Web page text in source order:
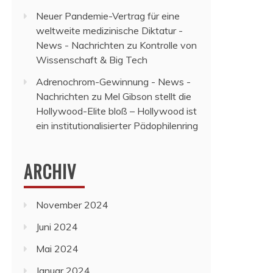
Neuer Pandemie-Vertrag für eine
weltweite medizinische Diktatur -
News - Nachrichten zu Kontrolle von
Wissenschaft & Big Tech
Adrenochrom-Gewinnung - News -
Nachrichten zu Mel Gibson stellt die
Hollywood-Elite bloß – Hollywood ist
ein institutionalisierter Pädophilenring
ARCHIV
November 2024
Juni 2024
Mai 2024
Januar 2024